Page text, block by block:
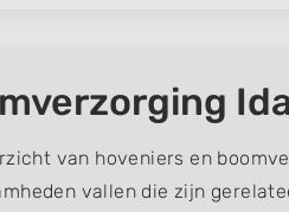
van hoveniers en
vallen die zijn